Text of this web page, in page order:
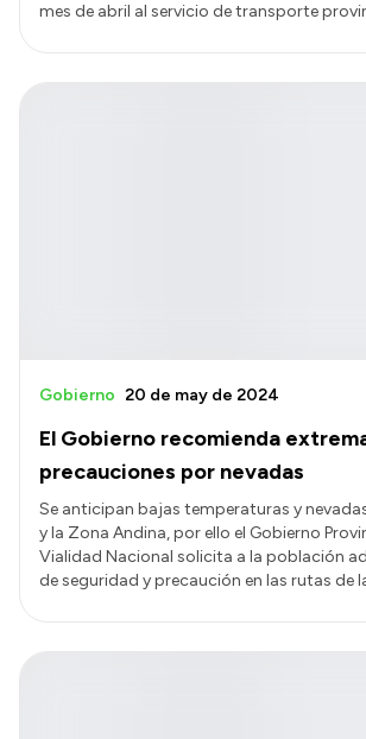
mes de abril al servicio de transporte
El Gobierno recomienda
precauciones por nevadas
Gobierno 20 de may de 2024
Se anticipan bajas temperaturas y
y la Zona Andina, por ello el Gobierno
Vialidad Nacional solicita a la población
de seguridad y precaución en las rutas de